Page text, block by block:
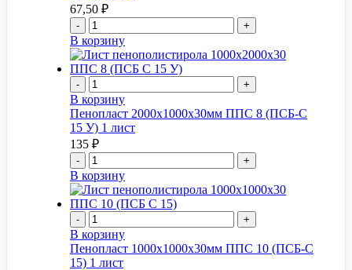
67,50 ₽
- +
В корзину
- +
В корзину
Пенопласт 2000x1000x30мм ППС 8 (ПСБ-С
15 У) 1 лист
135 ₽
- +
В корзину
- +
В корзину
Пенопласт 1000x1000x30мм ППС 10 (ПСБ-С
15) 1 лист